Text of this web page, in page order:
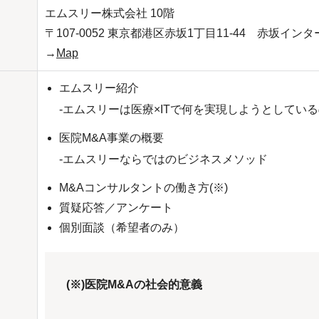
エムスリー株式会社 10階
〒107-0052 東京都港区赤坂1丁目11-44 赤坂インタ
→ Map
エムスリー紹介
-エムスリーは医療×ITで何を実現しようとしている
医院M&A事業の概要
-エムスリーならではのビジネスメソッド
M&Aコンサルタントの働き方(※)
質疑応答／アンケート
個別面談（希望者のみ）
(※)医院M&Aの社会的意義